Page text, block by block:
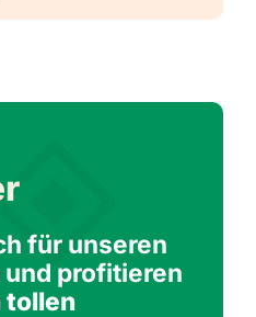
für unseren
profitieren
tollen